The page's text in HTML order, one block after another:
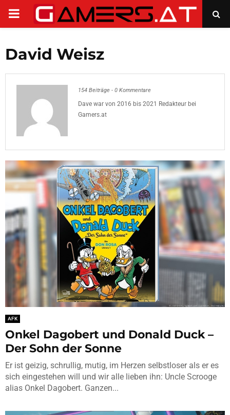
PRIMARY
David Weisz
154 Beiträge - 0 Kommentare
Dave war von 2016 bis 2021 Redakteur bei
Gamers.at
AFK
Onkel Dagobert und Donald Duck –
Der Sohn der Sonne
Er ist geizig, schrullig, mutig, im Herzen selbstloser als er es
sich eingestehen will und wir alle lieben ihn: Uncle Scrooge
alias Onkel Dagobert. Ganzen...